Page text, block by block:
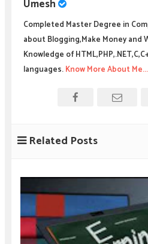
Umesh
Completed Master Degree in
about Blogging,Make Money and
Knowledge of
languages.Know More About Me...
Related Posts